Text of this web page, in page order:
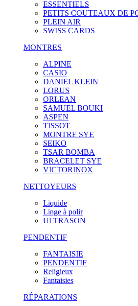
ESSENTIELS
PETITS COUTEAUX DE
PLEIN AIR
SWISS CARDS
MONTRES
ALPINE
CASIO
DANIEL KLEIN
LORUS
ORLEAN
SAMUEL BOUKI
ASPEN
TISSOT
MONTRE SYE
SEIKO
TSAR BOMBA
BRACELET SYE
VICTORINOX
NETTOYEURS
Liquide
Linge à polir
ULTRASON
PENDENTIF
FANTAISIE
PENDENTIF
Religieux
Fantaisies
RÉPARATIONS